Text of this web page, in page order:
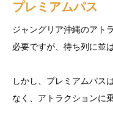
プレミアムパス
ジャングリア沖縄のアト
必要ですが、待ち列に並
しかし、プレミアムパス
なく、アトラクションに